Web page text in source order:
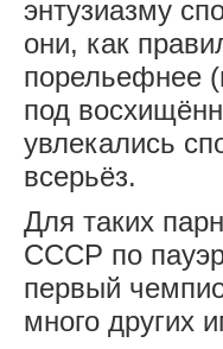
энтузиазму
они, как
порельефнее
под
увлекались
всерьёз.
Для таких
СССР по
первый
много других